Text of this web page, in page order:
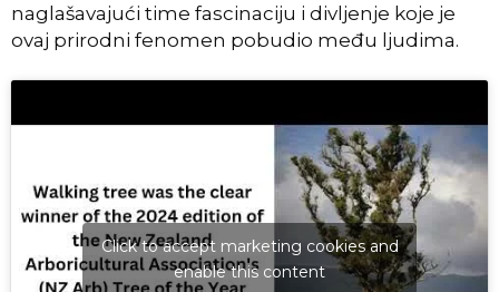
naglašavajući time fascinaciju i divljenje koje je
ovaj prirodni fenomen pobudio među ljudima.
Click to accept marketing cookies and
enable this content